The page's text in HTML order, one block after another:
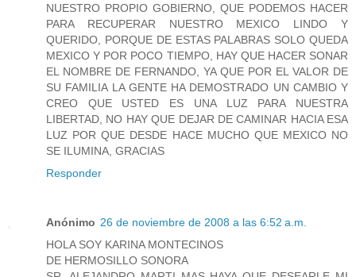
NUESTRO PROPIO GOBIERNO, QUE PODEMOS HACER
PARA RECUPERAR NUESTRO MEXICO LINDO Y
QUERIDO, PORQUE DE ESTAS PALABRAS SOLO QUEDA
MEXICO Y POR POCO TIEMPO, HAY QUE HACER SONAR
EL NOMBRE DE FERNANDO, YA QUE POR EL VALOR DE
SU FAMILIA LA GENTE HA DEMOSTRADO UN CAMBIO Y
CREO QUE USTED ES UNA LUZ PARA NUESTRA
LIBERTAD, NO HAY QUE DEJAR DE CAMINAR HACIA ESA
LUZ POR QUE DESDE HACE MUCHO QUE MEXICO NO
SE ILUMINA, GRACIAS
Responder
Anónimo 26 de noviembre de 2008 a las 6:52 a.m.
HOLA SOY KARINA MONTECINOS
DE HERMOSILLO SONORA